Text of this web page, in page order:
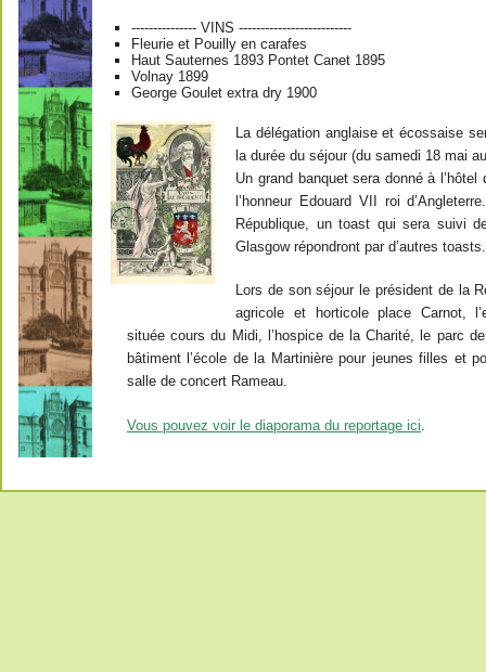
--------------- VINS --------------------------
Fleurie et Pouilly en carafes
Haut Sauternes 1893 Pontet Canet 1895
Volnay 1899
George Goulet extra dry 1900
La délégation anglaise et écossaise
la durée du séjour (du samedi 18 mai
Un grand banquet sera donné à
l’honneur Edouard VII roi
République, un toast qui sera suivi
Glasgow répondront par d’autres toasts.
Lors de son séjour le président de la
agricole et horticole place Carnot,
située cours du Midi, l’hospice de la Charité, le parc
bâtiment l’école de la Martinière pour jeunes filles et
salle de concert Rameau.
Vous pouvez voir le diaporama du reportage ici